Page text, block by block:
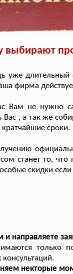
длительный
фирма
Вам не нужно
Вас , а так же
кратчайшие сроки.
станет то, что
скидки
направляете
только
некторые